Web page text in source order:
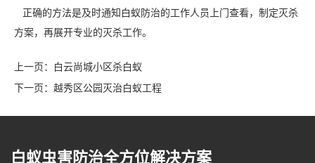
正确的方法是及时通知白蚁防治的工作人员上门查看，制定灭杀
方案，再展开专业的灭杀工作。
上一页：
白云尚城小区杀白蚁
下一页： 越秀区公园灭治白蚁工程
白蚁虫害防治全方位解决方案